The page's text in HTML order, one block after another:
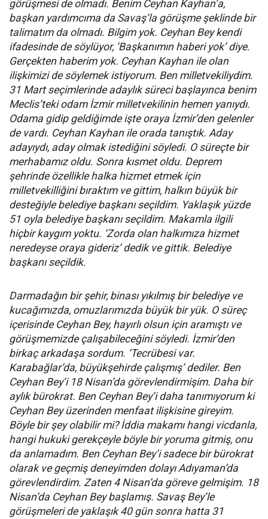
görüşmesi de olmadı. Benim Ceyhan Kayhan’a,
başkan yardımcıma da Savaş’la görüşme şeklinde bir
talimatım da olmadı. Bilgim yok. Ceyhan Bey kendi
ifadesinde de söylüyor, ‘Başkanımın haberi yok’ diye.
Gerçekten haberim yok. Ceyhan Kayhan ile olan
ilişkimizi de söylemek istiyorum. Ben milletvekiliydim.
31 Mart seçimlerinde adaylık süreci başlayınca benim
Meclis’teki odam İzmir milletvekilinin hemen yanıydı.
Odama gidip geldiğimde işte oraya İzmir’den gelenler
de vardı. Ceyhan Kayhan ile orada tanıştık. Aday
adayıydı, aday olmak istediğini söyledi. O süreçte bir
merhabamız oldu. Sonra kısmet oldu. Deprem
şehrinde özellikle halka hizmet etmek için
milletvekilliğini bıraktım ve gittim, halkın büyük bir
desteğiyle belediye başkanı seçildim. Yaklaşık yüzde
51 oyla belediye başkanı seçildim. Makamla ilgili
hiçbir kaygım yoktu. ‘Zorda olan halkımıza hizmet
neredeyse oraya gideriz’ dedik ve gittik. Belediye
başkanı seçildik.
Darmadağın bir şehir, binası yıkılmış bir belediye ve
kucağımızda, omuzlarımızda büyük bir yük. O süreç
içerisinde Ceyhan Bey, hayırlı olsun için aramıştı ve
görüşmemizde çalışabileceğini söyledi. İzmir’den
birkaç arkadaşa sordum. ‘Tecrübesi var.
Karabağlar’da, büyükşehirde çalışmış’ dediler. Ben
Ceyhan Bey’i 18 Nisan’da görevlendirmişim. Daha bir
aylık bürokrat. Ben Ceyhan Bey’i daha tanımıyorum ki
Ceyhan Bey üzerinden menfaat ilişkisine gireyim.
Böyle bir şey olabilir mi? İddia makamı hangi vicdanla,
hangi hukuki gerekçeyle böyle bir yoruma gitmiş, onu
da anlamadım. Ben Ceyhan Bey’i sadece bir bürokrat
olarak ve geçmiş deneyimden dolayı Adıyaman’da
görevlendirdim. Zaten 4 Nisan’da göreve gelmişim. 18
Nisan’da Ceyhan Bey başlamış. Savaş Bey’le
görüşmeleri de yaklaşık 40 gün sonra hatta 31